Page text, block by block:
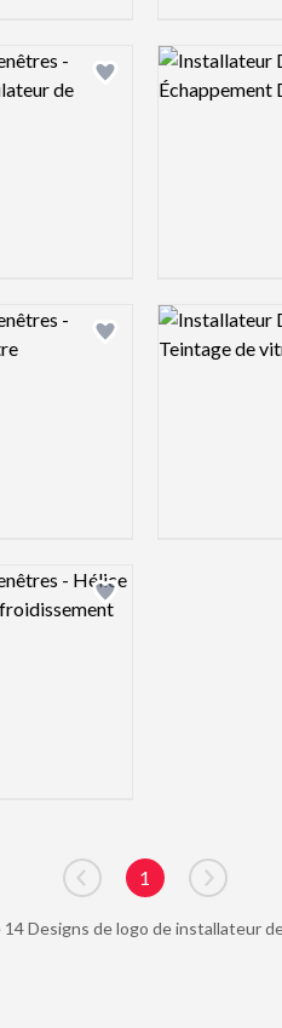
Add logo to shortlist
Logo preview
Add logo to shortlist
Logo preview
Add logo to shortlist
Go to previous page
1
Go to
14 Designs de logo de installateur